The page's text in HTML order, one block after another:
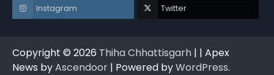
Instagram Twitter
Copyright © 2026 Thiha Chhattisgarh | | Apex
News byAscendoor | Powered byWordPress.